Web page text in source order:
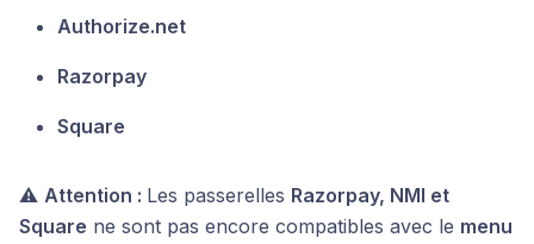
Authorize.net
Razorpay
Square
⚠️ Attention : Les passerelles Razorpay, NMI et
Square ne sont pas encore compatibles avec le menu